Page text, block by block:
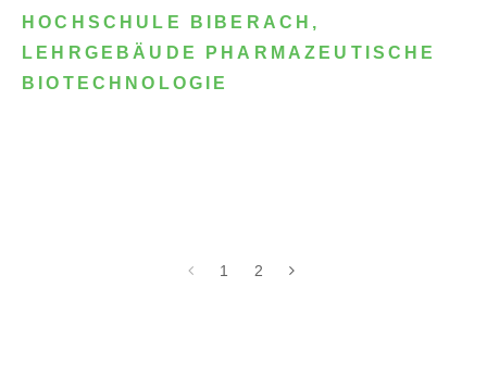
HOCHSCHULE BIBERACH,
LEHRGEBÄUDE PHARMAZEUTISCHE
BIOTECHNOLOGIE
1 2